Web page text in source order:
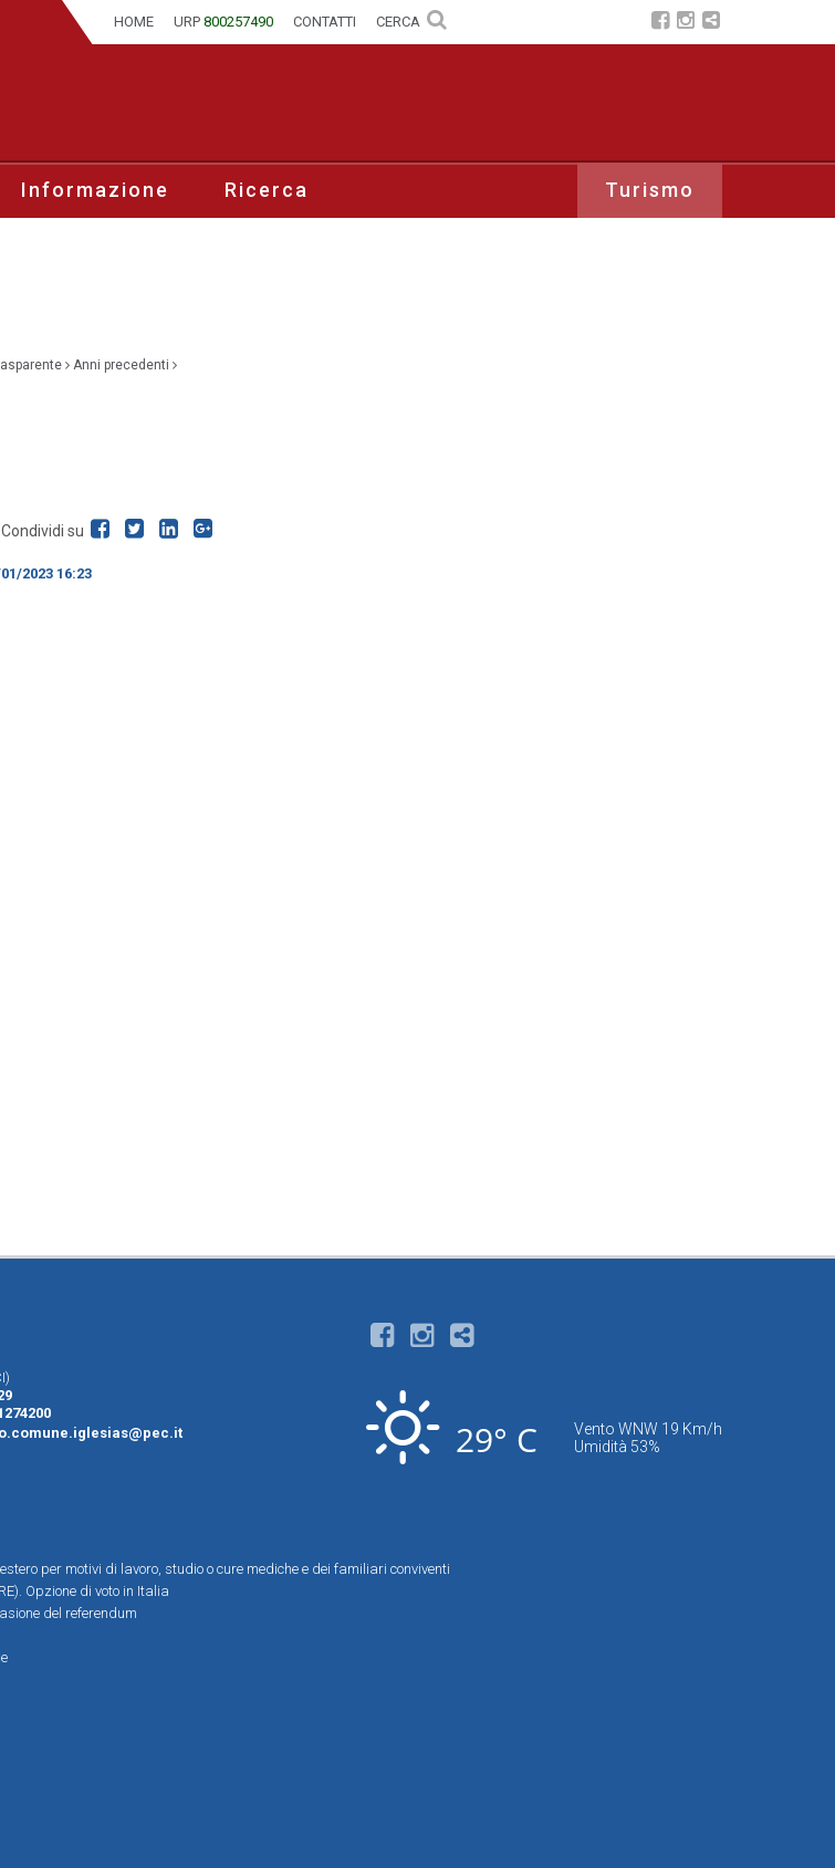
HOME URP 800257490 CONTATTI CERCA
Informazione Turismo
Ricerca
Anni precedenti
Condividi su
2023 16:23
29° C
Vento WNW 19 Km/h
Umidità 53%
per motivi di lavoro, studio o cure mediche e dei familiari conviventi
Opzione di voto in Italia
del referendum